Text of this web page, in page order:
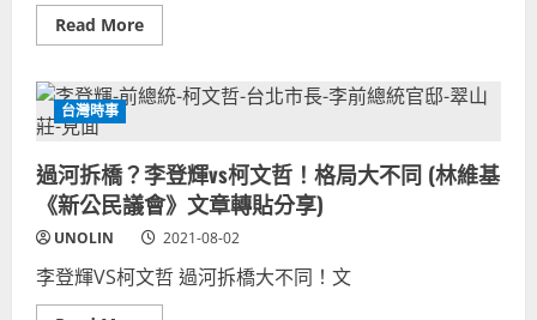
退
將！
BY
基
貼)
Read MoreRead
more
柏
惟
國
共
兩
操
立
委
選
台灣時事
過河拆橋？李登輝vs柯文哲！格局大不同 (林維基
《新公民議會》文章轉貼分享)
UNOLIN 2021-08-02
李登輝VS柯文哲 過河拆橋大不同！文